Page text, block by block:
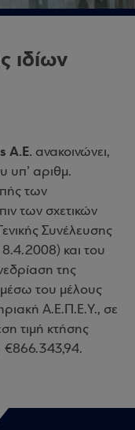
ιδίων
A.E. ανακοινώνει,
υπ’ αριθμ.
των
των σχετικών
Συνέλευσης
και του
της
του μέλους
Α.Ε.Π.Ε.Υ., σε
τιμή κτήσης
€866.343,94.